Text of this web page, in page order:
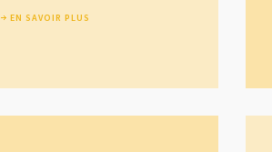
EN SAVOIR PLUS